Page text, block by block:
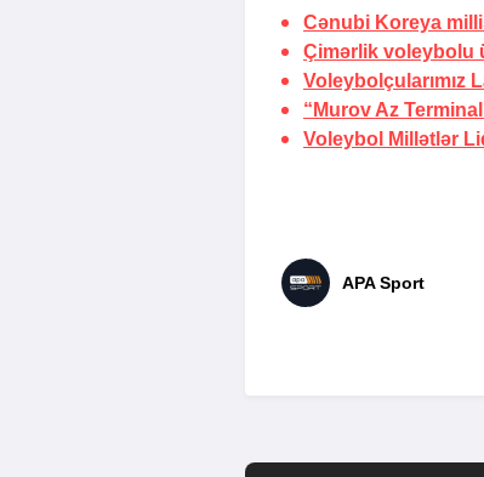
Cənubi Koreya
Çimərlik voleybolu
Voleybolçularımız
“Murov Az
Voleybol Millətlər
APA Sport